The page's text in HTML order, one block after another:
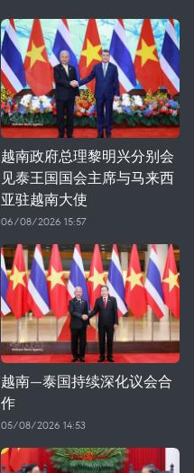
越南政府总理黎明兴分别会
见泰王国国会主席与马来西
亚驻越南大使
06/08/2026 15:57
越南—泰国持续深化议会合
作
05/08/2026 14:53